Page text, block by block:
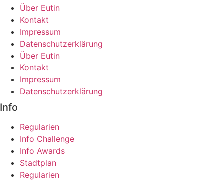
Über Eutin
Kontakt
Impressum
Datenschutzerklärung
Über Eutin
Kontakt
Impressum
Datenschutzerklärung
Info
Regularien
Info Challenge
Info Awards
Stadtplan
Regularien